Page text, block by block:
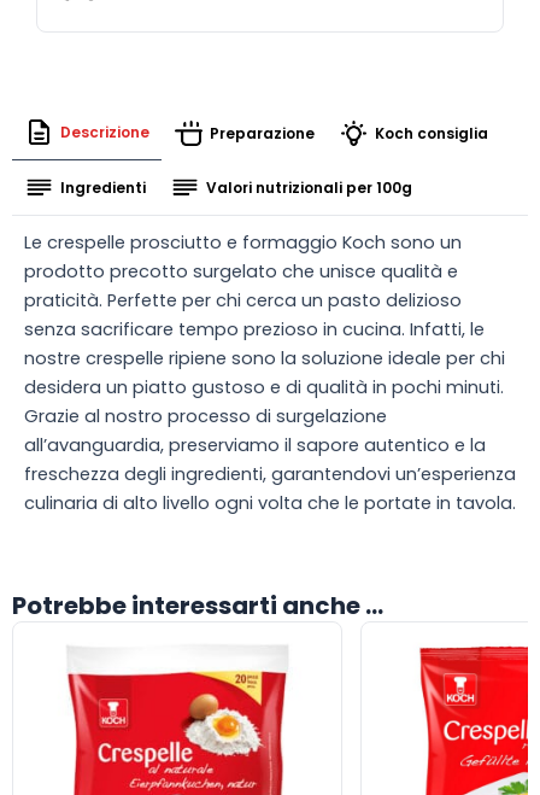
Descrizione Preparazione Koch consiglia
Ingredienti Valori nutrizionali per 100g
Le crespelle prosciutto e formaggio Koch sono un
prodotto precotto surgelato che unisce qualità e
praticità. Perfette per chi cerca un pasto delizioso
senza sacrificare tempo prezioso in cucina. Infatti, le
nostre crespelle ripiene sono la soluzione ideale per chi
desidera un piatto gustoso e di qualità in pochi minuti.
Grazie al nostro processo di surgelazione
all’avanguardia, preserviamo il sapore autentico e la
freschezza degli ingredienti, garantendovi un’esperienza
culinaria di alto livello ogni volta che le portate in tavola.
Potrebbe interessarti anche ...